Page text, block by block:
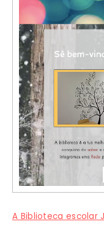
A Biblioteca escolar